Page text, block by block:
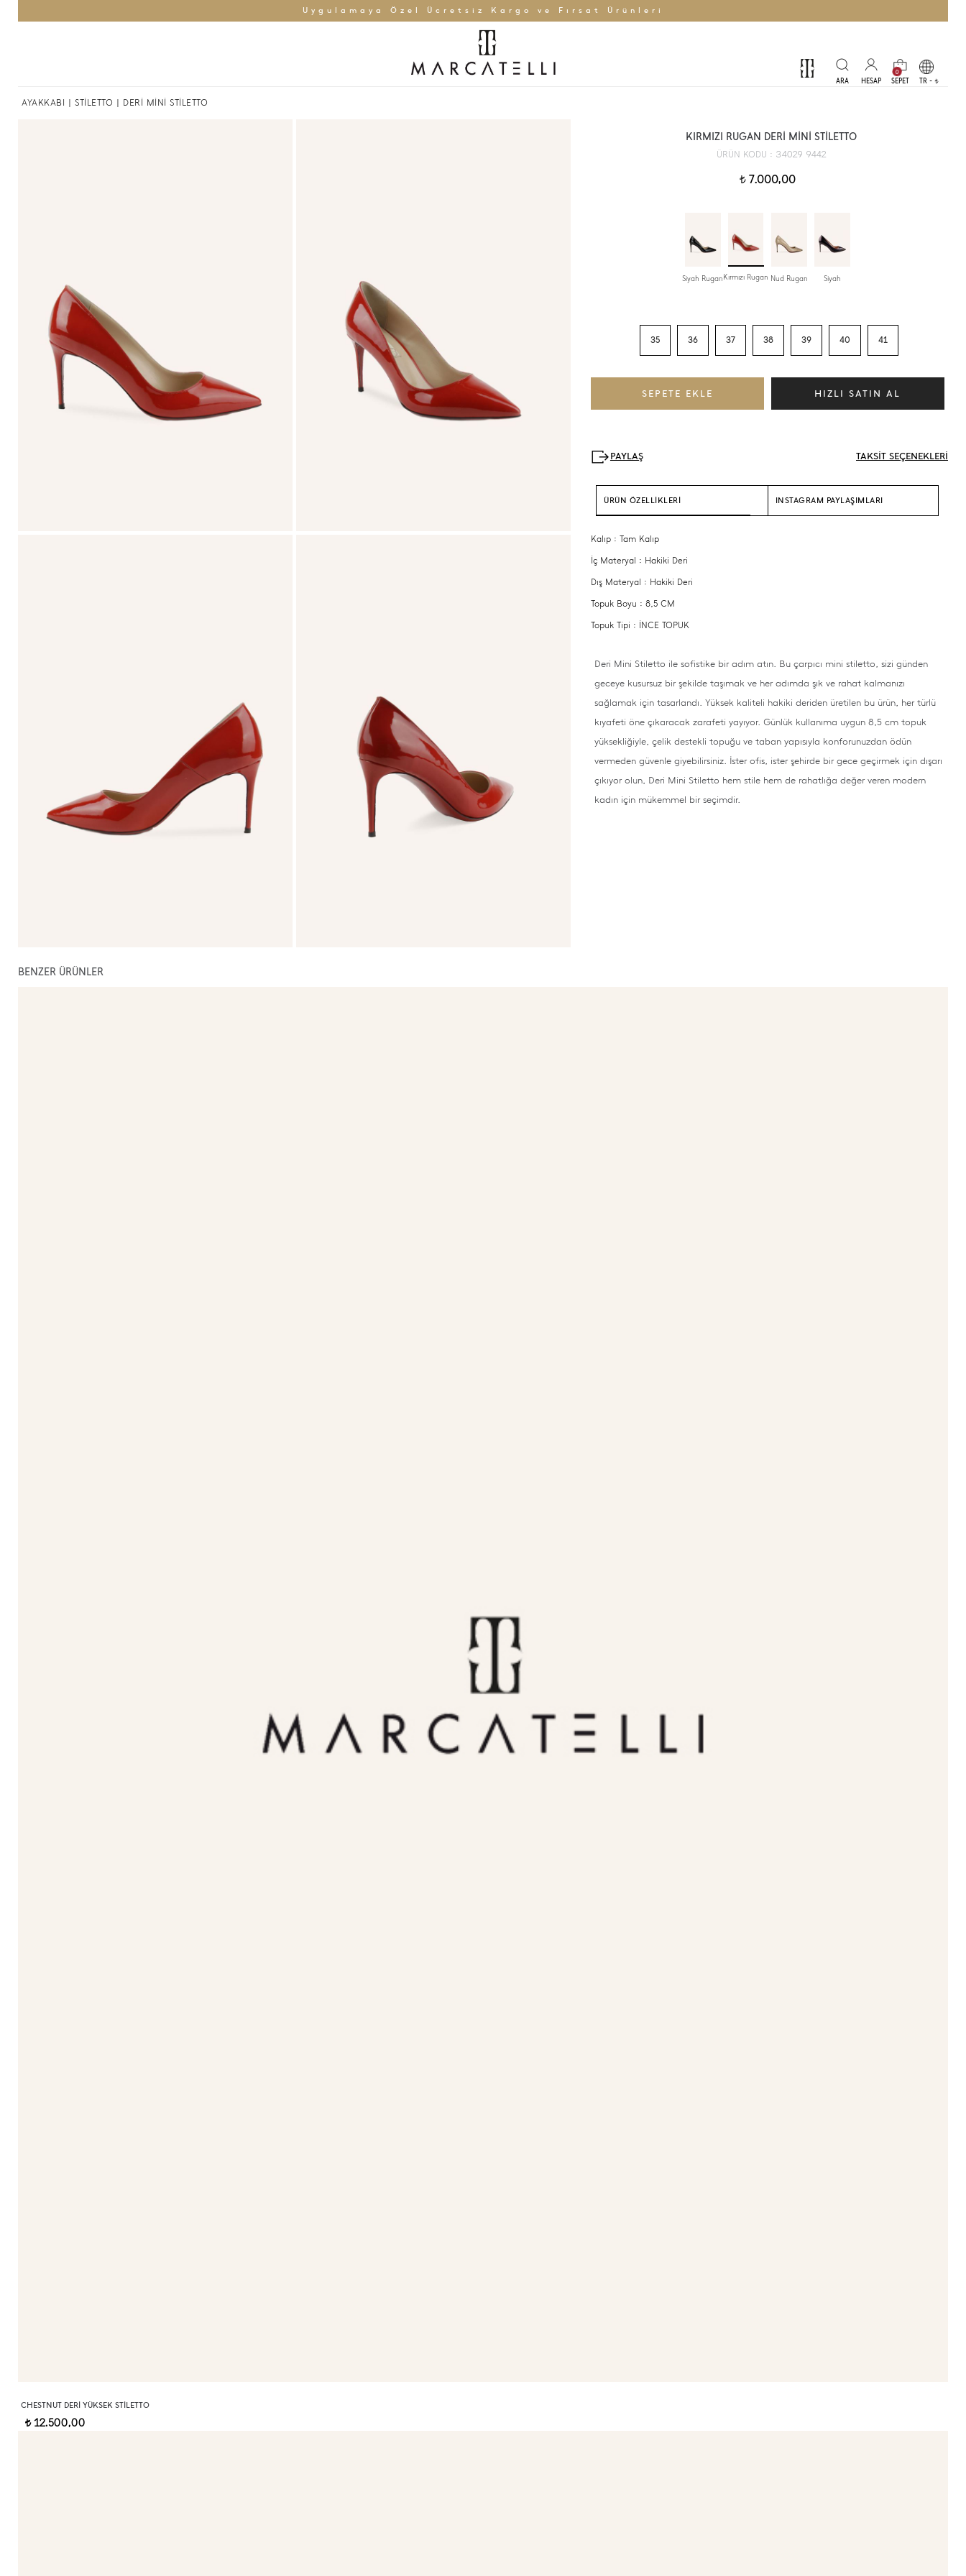
Uygulamaya Özel Ücretsiz Kargo ve Fırsat Ürünleri
0
TR - t
AYAKKABI STİLETTO | DERİ MİNİ STİLETTO
KIRMIZI RUGAN DERİ MİNİ STİLETTO
ÜRÜN KODU : 34029 9442
t7.000,00
Siyah RuganKırmızı Rugan Nud Rugan Siyah
35 36 37 38 39 40 41
TAKSİT SEÇENEKLERİ
ÜRÜN ÖZELLİKLERİ INSTAGRAM PAYLAŞIMLARI
Kalıp : Tam Kalıp
İç Materyal : Hakiki Deri
Dış Materyal : Hakiki Deri
Topuk Boyu : 8,5 CM
Topuk Tipi : İNCE TOPUK
Deri Mini Stiletto ile sofistike bir adım atın. Bu çarpıcı mini stiletto, sizi günden
geceye kusursuz bir şekilde taşımak ve her adımda şık ve rahat kalmanızı
sağlamak için tasarlandı. Yüksek kaliteli hakiki deriden üretilen bu ürün, her türlü
kıyafeti öne çıkaracak zarafeti yayıyor. Günlük kullanıma uygun 8,5 cm topuk
yüksekliğiyle, çelik destekli topuğu ve taban yapısıyla konforunuzdan ödün
vermeden güvenle giyebilirsiniz. İster ofis, ister şehirde bir gece geçirmek için dışarı
çıkıyor olun, Deri Mini Stiletto hem stile hem de rahatlığa değer veren modern
kadın için mükemmel bir seçimdir.
BENZER ÜRÜNLER
CHESTNUT DERI YÜKSEK STILETTO
t12.500,00